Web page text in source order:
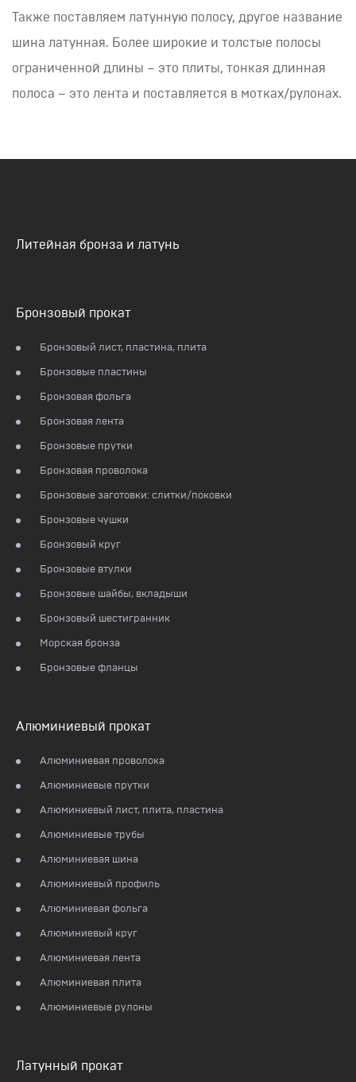
Также поставляем латунную полосу, другое название
шина латунная. Более широкие и толстые полосы
ограниченной длины – это плиты, тонкая длинная
полоса – это лента и поставляется в мотках/рулонах.
Литейная бронза и латунь
Бронзовый прокат
Бронзовый лист, пластина, плита
Бронзовые пластины
Бронзовая фольга
Бронзовая лента
Бронзовые прутки
Бронзовая проволока
Бронзовые заготовки: слитки/поковки
Бронзовые чушки
Бронзовый круг
Бронзовые втулки
Бронзовые шайбы, вкладыши
Бронзовый шестигранник
Морская бронза
Бронзовые фланцы
Алюминиевый прокат
Алюминиевая проволока
Алюминиевые прутки
Алюминиевый лист, плита, пластина
Алюминиевые трубы
Алюминиевая шина
Алюминиевый профиль
Алюминиевая фольга
Алюминиевый круг
Алюминиевая лента
Алюминиевая плита
Алюминиевые рулоны
Латунный прокат